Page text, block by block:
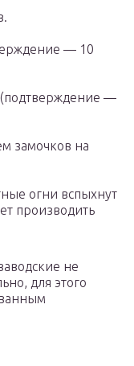
— 10
(подтверждение —
замочков на
огни вспыхнут
производить
не
для этого